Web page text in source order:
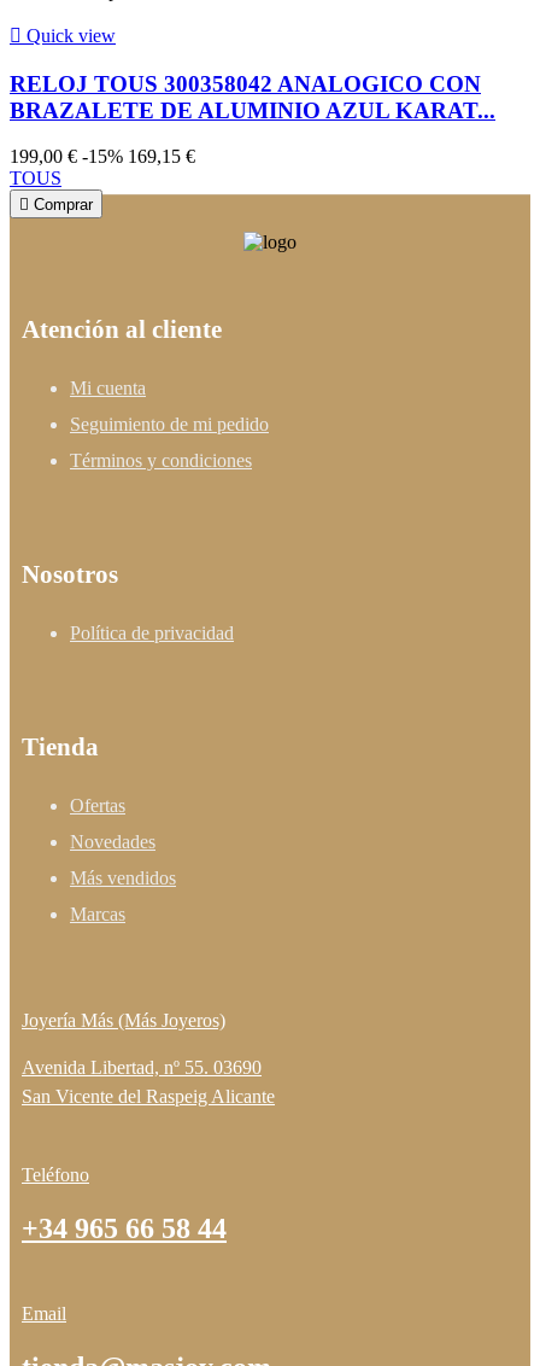
 Quick view
RELOJ TOUS 300358042 ANALOGICO CON
BRAZALETE DE ALUMINIO AZUL KARAT...
199,00 € -15% 169,15 €
TOUS
 Comprar
Atención al cliente
Mi cuenta
Seguimiento de mi pedido
Términos y condiciones
Nosotros
Política de privacidad
Tienda
Ofertas
Novedades
Más vendidos
Marcas
Joyería Más (Más Joyeros)
Avenida Libertad, nº 55. 03690
San Vicente del Raspeig Alicante
Teléfono
+34 965 66 58 44
Email